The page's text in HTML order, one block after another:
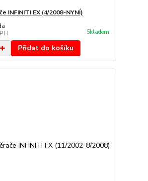
INFINITI EX (4/2008-NYNÍ)
Skladem
Přidat do košíku